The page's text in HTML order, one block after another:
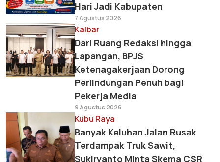
Hari Jadi Kabupaten
7 Agustus 2026
Kalbar
Dari Ruang Redaksi hingga
Lapangan, BPJS
Ketenagakerjaan Dorong
Perlindungan Penuh bagi
Pekerja Media
9 Agustus 2026
Kubu Raya
Banyak Keluhan Jalan Rusak
Terdampak Truk Sawit,
Sukiryanto Minta Skema CSR